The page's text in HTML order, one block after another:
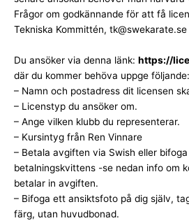
Frågor om godkännande för att få
Tekniska Kommittén, tk@swekarate.se
Du ansöker via denna länk: https://
där du kommer behöva uppge följande:
– Namn och postadress dit licensen
– Licenstyp du ansöker om.
– Ange vilken klubb du representerar.
– Kursintyg från Ren Vinnare
– Betala avgiften via Swish eller
betalningskvittens -se nedan info om
betalar in avgiften.
– Bifoga ett ansiktsfoto på dig själv,
färg, utan huvudbonad.